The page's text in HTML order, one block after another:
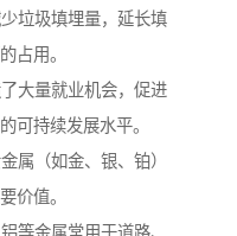
垃圾填埋量，延长填
占用。
大量就业机会，促进
可持续发展水平。
属（如金、银、铂）
价值。